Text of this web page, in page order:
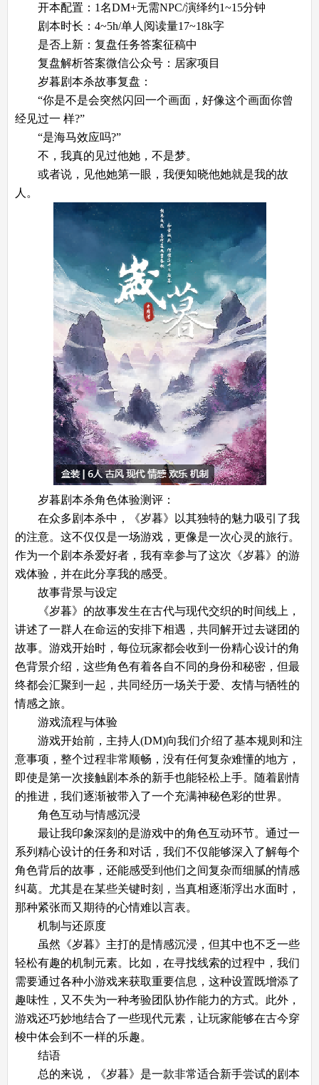
开本配置：1名DM+无需NPC/演绎约1~15分钟
剧本时长：4~5h/单人阅读量17~18k字
是否上新：复盘任务答案征稿中
复盘解析答案微信公众号：居家项目
岁暮剧本杀故事复盘：
“你是不是会突然闪回一个画面，好像这个画面你曾
经见过一 样?”
“是海马效应吗?”
不，我真的见过他她，不是梦。
或者说，见他她第一眼，我便知晓他她就是我的故
人。
岁暮剧本杀角色体验测评：
在众多剧本杀中，《岁暮》以其独特的魅力吸引了我
的注意。这不仅仅是一场游戏，更像是一次心灵的旅行。
作为一个剧本杀爱好者，我有幸参与了这次《岁暮》的游
戏体验，并在此分享我的感受。
故事背景与设定
《岁暮》的故事发生在古代与现代交织的时间线上，
讲述了一群人在命运的安排下相遇，共同解开过去谜团的
故事。游戏开始时，每位玩家都会收到一份精心设计的角
色背景介绍，这些角色有着各自不同的身份和秘密，但最
终都会汇聚到一起，共同经历一场关于爱、友情与牺牲的
情感之旅。
游戏流程与体验
游戏开始前，主持人(DM)向我们介绍了基本规则和注
意事项，整个过程非常顺畅，没有任何复杂难懂的地方，
即使是第一次接触剧本杀的新手也能轻松上手。随着剧情
的推进，我们逐渐被带入了一个充满神秘色彩的世界。
角色互动与情感沉浸
最让我印象深刻的是游戏中的角色互动环节。通过一
系列精心设计的任务和对话，我们不仅能够深入了解每个
角色背后的故事，还能感受到他们之间复杂而细腻的情感
纠葛。尤其是在某些关键时刻，当真相逐渐浮出水面时，
那种紧张而又期待的心情难以言表。
机制与还原度
虽然《岁暮》主打的是情感沉浸，但其中也不乏一些
轻松有趣的机制元素。比如，在寻找线索的过程中，我们
需要通过各种小游戏来获取重要信息，这种设置既增添了
趣味性，又不失为一种考验团队协作能力的方式。此外，
游戏还巧妙地结合了一些现代元素，让玩家能够在古今穿
梭中体会到不一样的乐趣。
结语
总的来说，《岁暮》是一款非常适合新手尝试的剧本